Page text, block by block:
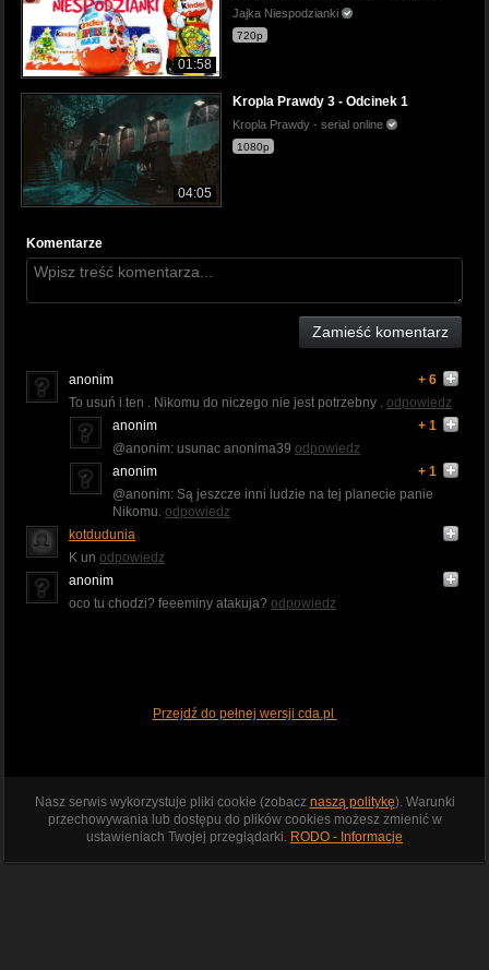
01:58
Jajka Niespodzianki
720p
04:05
Kropla Prawdy 3 - Odcinek 1
Kropla Prawdy - serial online
1080p
Komentarze
Zamieść komentarz
anonim
+ 6
To usuń i ten . Nikomu do niczego nie jest potrzebny . odpowiedz
anonim
+ 1
@anonim: usunac anonima39 odpowiedz
anonim
+ 1
@anonim: Są jeszcze inni ludzie na tej planecie panie
Nikomu. odpowiedz
kotdudunia
K un odpowiedz
anonim
oco tu chodzi? feeeminy atakuja? odpowiedz
Przejdź do pełnej wersji cda.pl
Nasz serwis wykorzystuje pliki cookie (zobacz naszą politykę). Warunki
przechowywania lub dostępu do plików cookies możesz zmienić w
ustawieniach Twojej przeglądarki. RODO - Informacje